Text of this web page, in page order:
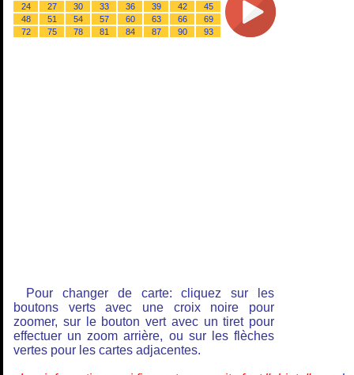
24
27 30 33 36 39 42
45
48
51 54 57 60 63 66
69
72
75 78 81 84 87 90 93
Pour changer de carte: cliquez sur les
boutons verts avec une croix noire pour
zoomer, sur le bouton vert avec un tiret pour
effectuer un zoom arrière, ou sur les flèches
vertes pour les cartes adjacentes.